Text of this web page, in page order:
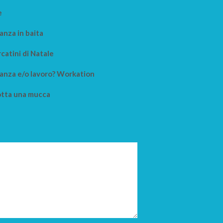
in baita
di Natale
e/o lavoro? Workation
una mucca